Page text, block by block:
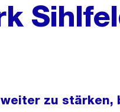
zu stärken,